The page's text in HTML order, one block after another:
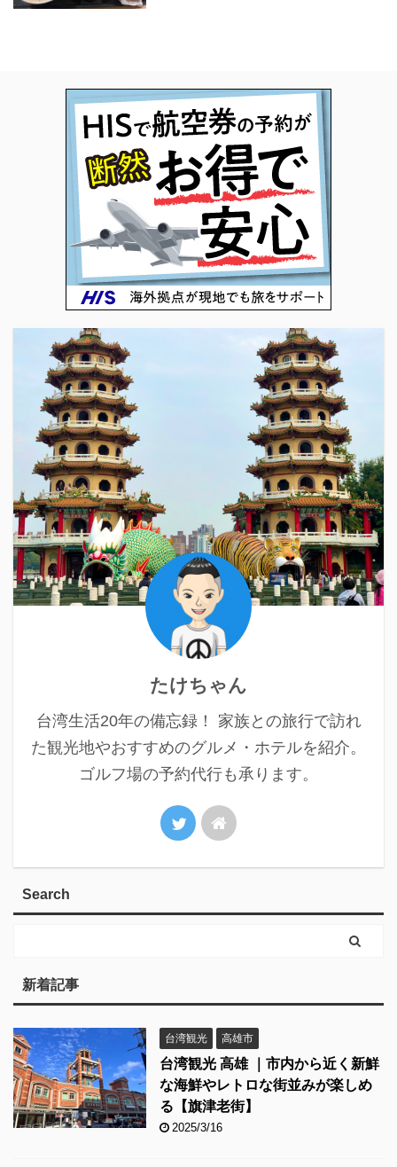
たけちゃん
台湾生活20年の備忘録！ 家族との旅行で訪れ
た観光地やおすすめのグルメ・ホテルを紹介。
ゴルフ場の予約代行も承ります。
Search
新着記事
台湾観光 高雄市
台湾観光 高雄 ｜市内から近く新鮮
な海鮮やレトロな街並みが楽しめ
る【旗津老街】
2025/3/16